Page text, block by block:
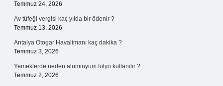
Temmuz 24, 2026
Av tüfeği vergisi kaç yılda bir ödenir ?
Temmuz 13, 2026
Antalya Otogar Havalimanı kaç dakika ?
Temmuz 3, 2026
Yemeklerde neden alüminyum folyo kullanılır ?
Temmuz 2, 2026